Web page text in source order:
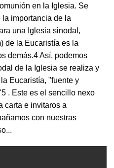
en la Iglesia. Se
importancia de la
una Iglesia sinodal,
de la Eucaristía es la
demás.4 Así, podemos
de la Iglesia se realiza y
Eucaristía, "fuente y
. Este es el sencillo nexo
carta e invitaros a
con nuestras